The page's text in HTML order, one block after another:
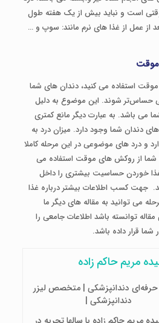
است و نباید بیش از یک هفته طول
عمل از غذا های نرم مانند: سوپ و …
استفاده می کنید، دندان های شما
حساس‌تر شوند. این موضوع به دلیل
می باشد. به عبارت دیگر مانع کمتری
دندان شما وجود دارد. میزان درد به
و درد های موضوعی در این مرحله کاملا
از روکش های موقت استفاده می
خوردن حساسیت بیشتری را داخل
جهت کسب اطلاعات بیشتر درباره غذا
می توانید به مقاله های دیگر ما
مقاله توانسته باشد اطلاعات جامعی را
شما قرار داده باشد.
مریم حاکم زاده
حرفه‌ای دندانپزشکی | متخصص لیزر
دندانپزشکی |